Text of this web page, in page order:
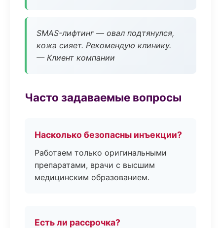
SMAS-лифтинг — овал подтянулся,
кожа сияет. Рекомендую клинику.
— Клиент компании
Часто задаваемые вопросы
Насколько безопасны инъекции?
Работаем только оригинальными
препаратами, врачи с высшим
медицинским образованием.
Есть ли рассрочка?